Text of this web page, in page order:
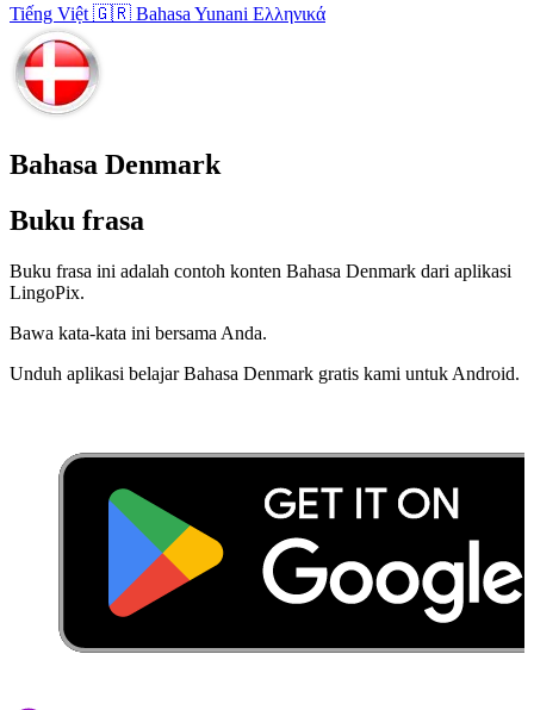
Tiếng Việt 🇬🇷 Bahasa Yunani Ελληνικά
Bahasa Denmark
Buku frasa
Buku frasa ini adalah contoh konten Bahasa Denmark dari aplikasi
LingoPix.
Bawa kata-kata ini bersama Anda.
Unduh aplikasi belajar Bahasa Denmark gratis kami untuk Android.